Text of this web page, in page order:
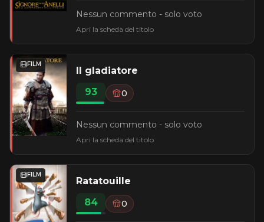
Nessun commento - solo voto
Apri la scheda del titolo
FILM
Il gladiatore
93
0
Nessun commento - solo voto
Apri la scheda del titolo
FILM
Ratatouille
84
0